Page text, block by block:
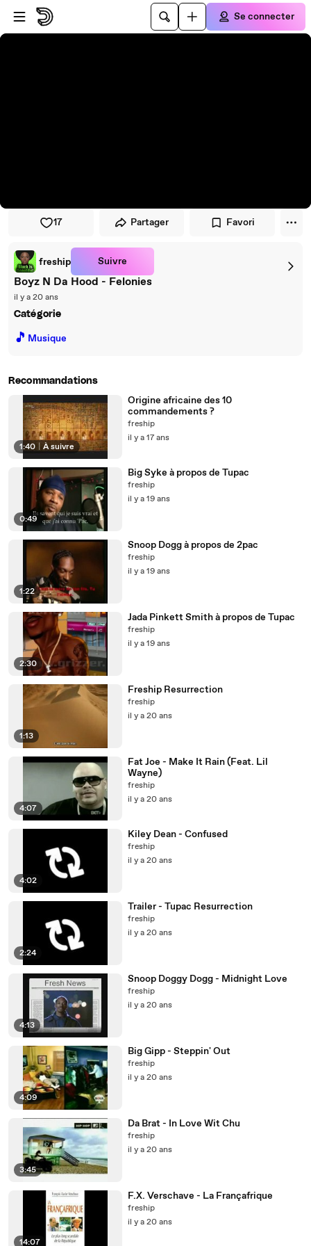
Passer au player
Passer au contenu principal
Se connecter
17 Partager Favori
freship Suivre
Boyz N Da Hood - Felonies
il y a 20 ans
Catégorie
🎵 Musique
Recommandations
1:40 À suivre
Origine africaine des 10
commandements ?
freship
il y a 17 ans
0:49
Big Syke à propos de Tupac
freship
il y a 19 ans
1:22
Snoop Dogg à propos de 2pac
freship
il y a 19 ans
2:30
Jada Pinkett Smith à propos de Tupac
freship
il y a 19 ans
1:13
Freship Resurrection
freship
il y a 20 ans
4:07
Fat Joe - Make It Rain (Feat. Lil
Wayne)
freship
il y a 20 ans
4:02
Kiley Dean - Confused
freship
il y a 20 ans
2:24
Trailer - Tupac Resurrection
freship
il y a 20 ans
4:13
Snoop Doggy Dogg - Midnight Love
freship
il y a 20 ans
4:09
Big Gipp - Steppin' Out
freship
il y a 20 ans
3:45
Da Brat - In Love Wit Chu
freship
il y a 20 ans
14:07
F.X. Verschave - La Françafrique
freship
il y a 20 ans